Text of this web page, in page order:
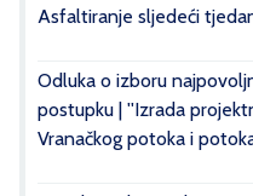
Asfaltiranje sljedeći
Odluka o izboru
postupku | ''Izrada
Vranačkog potoka i